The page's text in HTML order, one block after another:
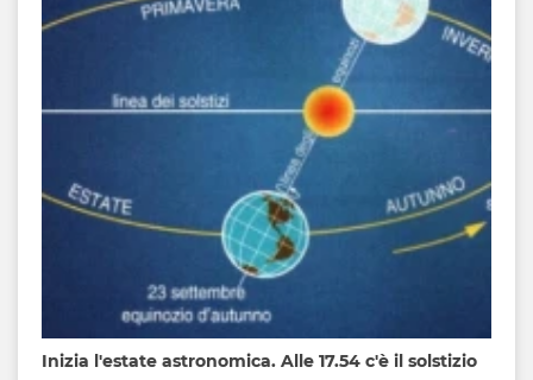
Inizia l'estate astronomica. Alle 17.54 c'è il solstizio